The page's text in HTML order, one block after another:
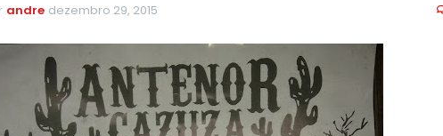
andre dezembro 29, 2015